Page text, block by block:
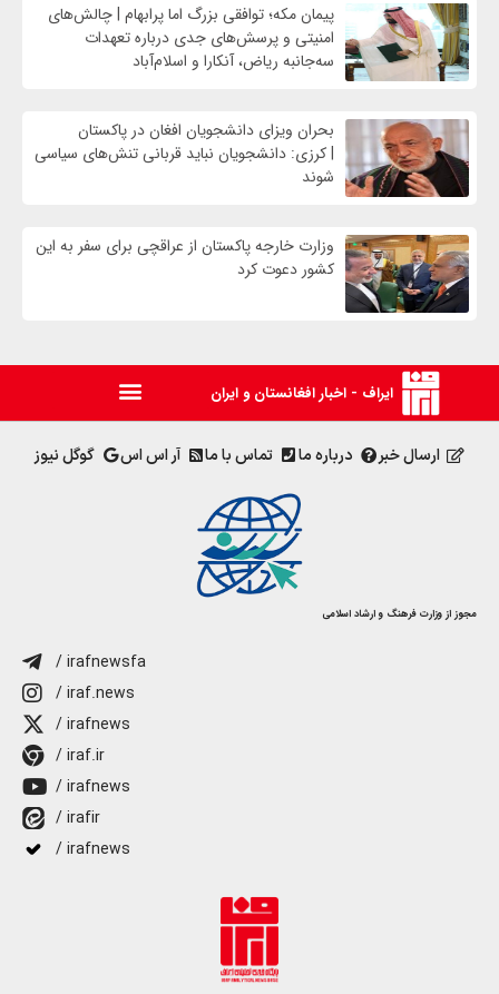
پیمان مکه؛ توافقی بزرگ اما پرابهام | چالش‌های
امنیتی و پرسش‌های جدی درباره تعهدات
سه‌جانبه ریاض، آنکارا و اسلام‌آباد
بحران ویزای دانشجویان افغان در پاکستان
| کرزی: دانشجویان نباید قربانی تنش‌های سیاسی
شوند
وزارت خارجه پاکستان از عراقچی برای سفر به این
کشور دعوت کرد
ایراف - اخبار افغانستان و ایران
ارسال خبر درباره ما تماس با ما آر اس اس گوگل نیوز
مجوز از وزارت فرهنگ و ارشاد اسلامی
/ irafnewsfa
/ iraf.news
/ irafnews
/ iraf.ir
/ irafnews
/ irafir
/ irafnews